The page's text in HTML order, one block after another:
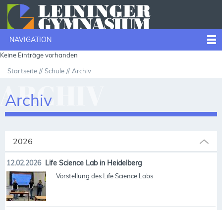
NAVIGATION
Keine Einträge vorhanden
Startseite Schule Archiv
Archiv
2026
12.02.2026 Life Science Lab in Heidelberg
Vorstellung des Life Science Labs